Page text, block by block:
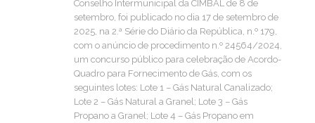
Conselho Intermunicipal da CIMBAL de 8 de
setembro, foi publicado no dia 17 de setembro de
2025, na 2.ª Série do Diário da República, n.º 179,
com o anúncio de procedimento n.º 24564/2024,
um concurso público para celebração de Acordo-
Quadro para Fornecimento de Gás, com os
seguintes lotes: Lote 1 – Gás Natural Canalizado;
Lote 2 – Gás Natural a Granel; Lote 3 – Gás
Propano a Granel; Lote 4 – Gás Propano em